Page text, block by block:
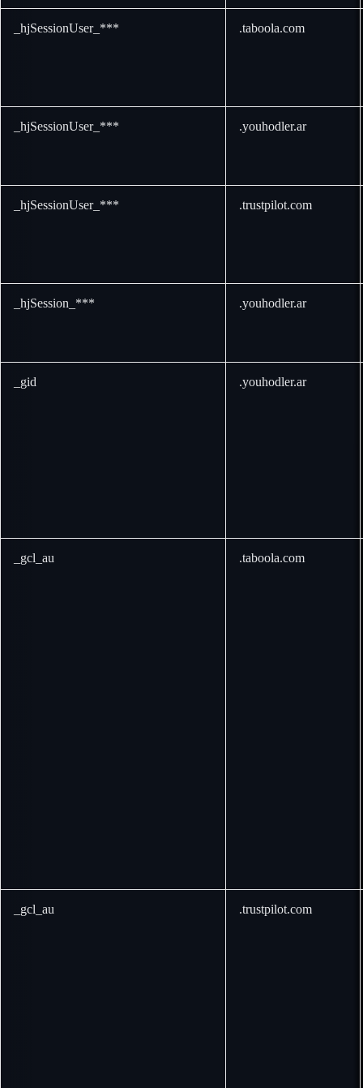
_hjSessionUser_*** .taboola.com
_hjSessionUser_*** .youhodler.ar
_hjSessionUser_*** .trustpilot.com
_hjSession_*** .youhodler.ar
_gid .youhodler.ar
_gcl_au .taboola.com
_gcl_au .trustpilot.com